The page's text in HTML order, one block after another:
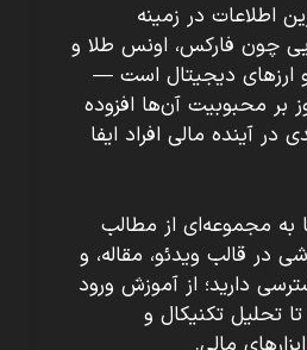
اطلاعات در زمینه
چون فارکس، اونس طلا و
دیجیتال است —
بر محبوبیت آن‌ها افزوده
آینده مالی افراد ایفا
به مجموعه‌ای از مطالب
در قالب ویدئو، مقاله، و
دارید؛ از آموزش ورود
تا تحلیل تکنیکال و